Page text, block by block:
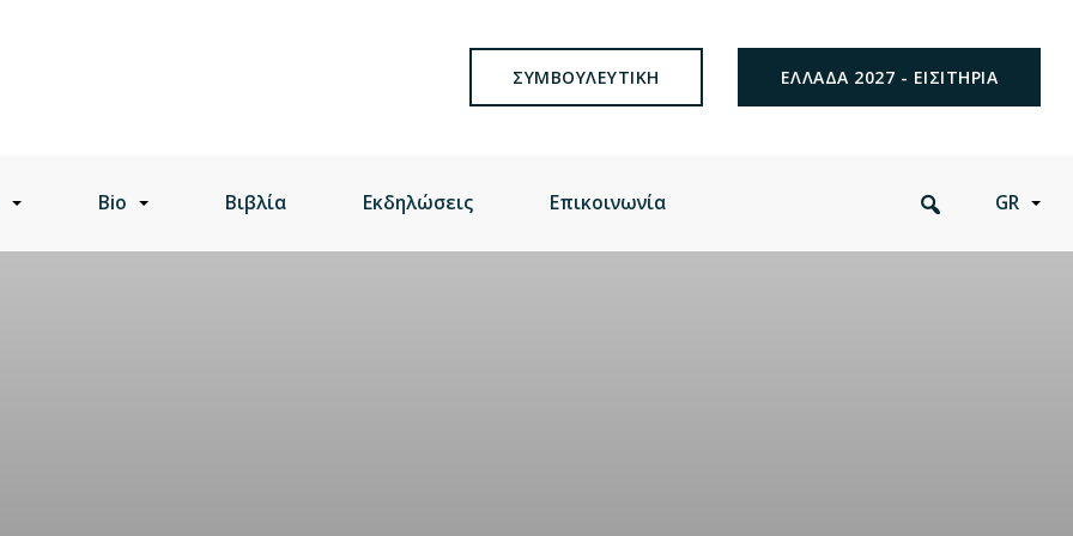
ΣΥΜΒΟΥΛΕΥΤΙΚΗ ΕΛΛΑΔΑ 2027 - ΕΙΣΙΤΗΡΙΑ
Bio Βιβλία Εκδηλώσεις Επικοινωνία GR
Search
this